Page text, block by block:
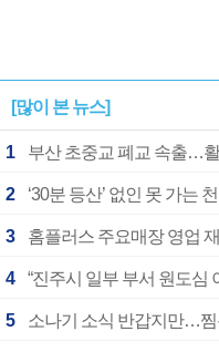
[많이 본 뉴스]
1 부산 초중교 폐교 속출…
2 ‘30분 등산’ 없인 못 가는
3 홈플러스 주요매장 영업
4 “진주시 일부 부서 원도
5 소나기 소식 반갑지만…찜